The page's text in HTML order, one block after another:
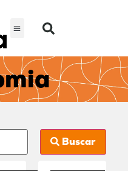
Buscar